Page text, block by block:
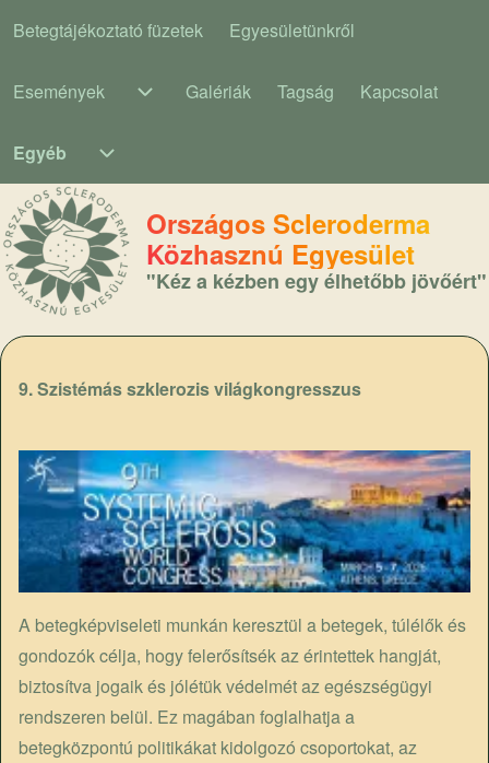
Main navigation
Betegtájékoztató füzetek Egyesületünkről
Események
Események sub-navigation
Galériák Tagság Kapcsolat
Egyéb
Országos Scleroderma
Közhasznú Egyesület
"Kéz a kézben egy élhetőbb jövőért"
9. Szistémás szklerozis világkongresszus
A betegképviseleti munkán keresztül a betegek, túlélők és
gondozók célja, hogy felerősítsék az érintettek hangját,
biztosítva jogaik és jólétük védelmét az egészségügyi
rendszeren belül. Ez magában foglalhatja a
betegközpontú politikákat kidolgozó csoportokat, az